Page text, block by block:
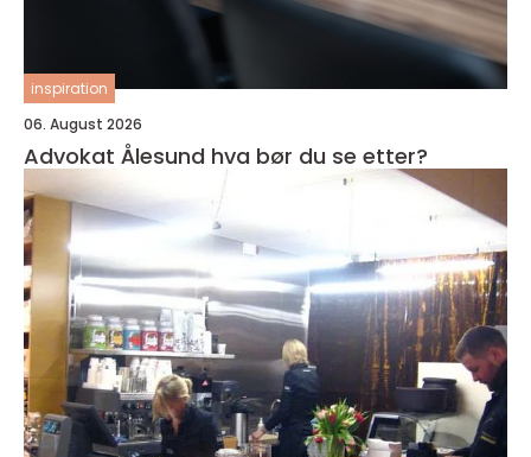
inspiration
06. August 2026
Advokat Ålesund hva bør du se etter?